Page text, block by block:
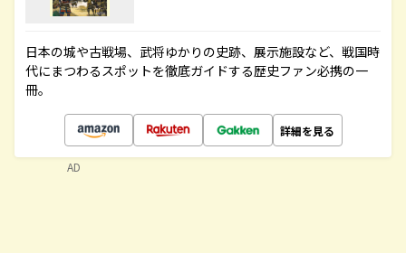
日本の城や古戦場、武将ゆかりの史跡、展示施設など、戦国時
代にまつわるスポットを徹底ガイドする歴史ファン必携の一
冊。
詳細を見る
AD